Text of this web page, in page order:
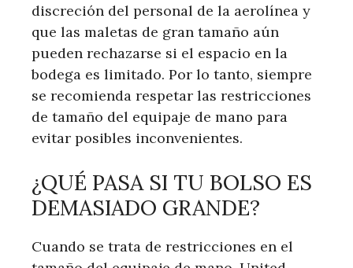
discreción del personal de la aerolínea y
que las maletas de gran tamaño aún
pueden rechazarse si el espacio en la
bodega es limitado. Por lo tanto, siempre
se recomienda respetar las restricciones
de tamaño del equipaje de mano para
evitar posibles inconvenientes.
¿QUÉ PASA SI TU BOLSO ES
DEMASIADO GRANDE?
Cuando se trata de restricciones en el